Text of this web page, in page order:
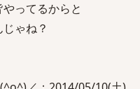
ってるからと
ゃね？